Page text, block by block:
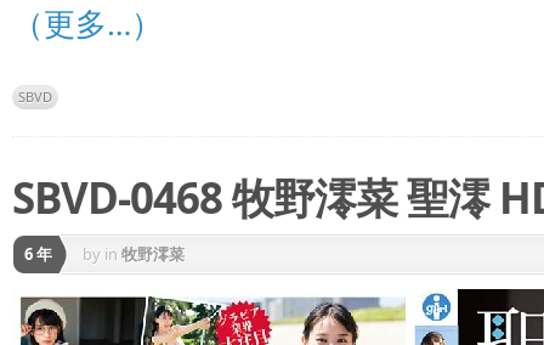
（更多…）
SBVD
SBVD-0468 牧野澪菜 聖澪
6 年 by in 牧野澪菜